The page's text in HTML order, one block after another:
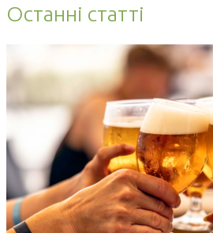
Останні статті